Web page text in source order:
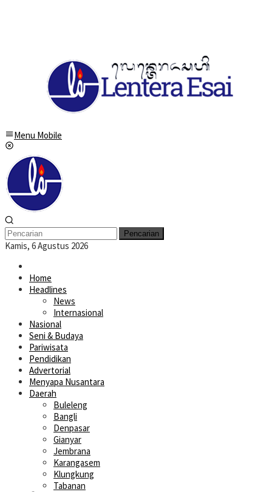
Menu Mobile
Pencarian
Kamis, 6 Agustus 2026
Home
Headlines
News
Internasional
Nasional
Seni & Budaya
Pariwisata
Pendidikan
Advertorial
Menyapa Nusantara
Daerah
Buleleng
Bangli
Denpasar
Gianyar
Jembrana
Karangasem
Klungkung
Tabanan